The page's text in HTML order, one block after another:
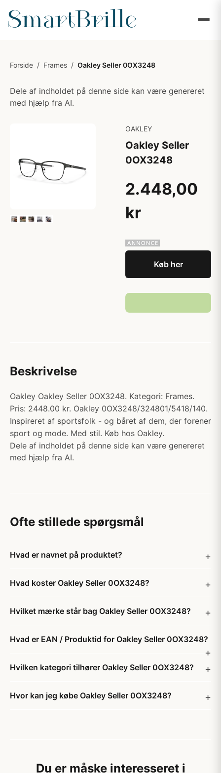
Forside / Frames / Oakley Seller 0OX3248
Dele af indholdet på denne side kan være genereret
med hjælp fra AI.
OAKLEY
Oakley Seller
0OX3248
2.448,00
kr
Køb her
Beskrivelse
Oakley Oakley Seller 0OX3248. Kategori: Frames.
Pris: 2448.00 kr. Oakley 0OX3248/324801/5418/140.
Inspireret af sportsfolk - og båret af dem, der forener
sport og mode. Med stil. Køb hos Oakley.
Dele af indholdet på denne side kan være genereret
med hjælp fra AI.
Ofte stillede spørgsmål
Hvad er navnet på produktet?
Hvad koster Oakley Seller 0OX3248?
Hvilket mærke står bag Oakley Seller 0OX3248?
Hvad er EAN / Produktid for Oakley Seller 0OX3248?
Hvilken kategori tilhører Oakley Seller 0OX3248?
Hvor kan jeg købe Oakley Seller 0OX3248?
Du er måske interesseret i